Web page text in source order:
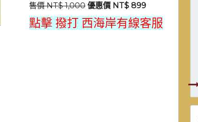
售價 NT$ 1,000 優惠價 NT$ 899
點擊 撥打 西海岸有線客服